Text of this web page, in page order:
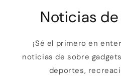
Noticias
¡Sé el primero en
noticias de sobre
deportes,